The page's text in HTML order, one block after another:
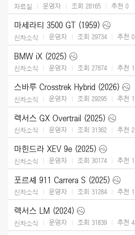
자료실 운영자 조회 28165 추천 0
마세라티 3500 GT (1959)
신차소식 운영자 조회 29734 추천 0
BMW iX (2025)
신차소식 운영자 조회 27874 추천 1
스바루 Crosstrek Hybrid (2026)
신차소식 운영자 조회 29295 추천 1
렉서스 GX Overtrail (2025)
신차소식 운영자 조회 31362 추천 2
마힌드라 XEV 9e (2025)
신차소식 운영자 조회 30174 추천 1
포르셰 911 Carrera S (2025)
신차소식 운영자 조회 31284 추천 1
렉서스 LM (2024)
신차소식 운영자 조회 31839 추천 4